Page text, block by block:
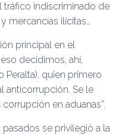
tráfico indiscriminado de
mercancías ilícitas…
principal en el
decidimos, ahí,
Peralta), quien primero
anticorrupción. Se le
en aduanas”.
se privilegió a la